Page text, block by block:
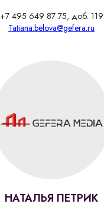
+7 495 649 87 75, доб. 119
Tatiana.belova@gefera.ru
НАТАЛЬЯ ПЕТРИК